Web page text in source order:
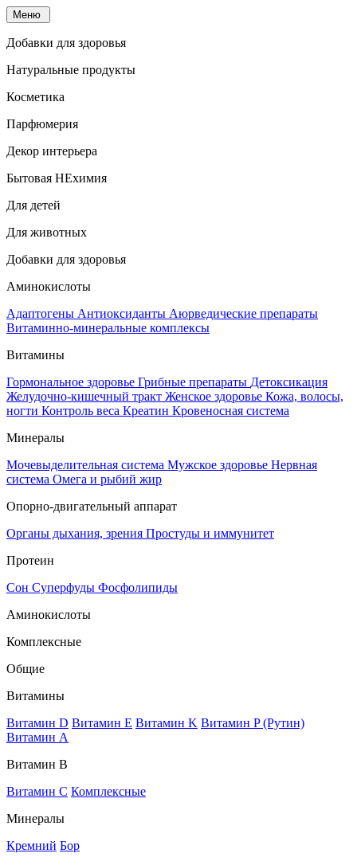
Меню
Добавки для здоровья
Натуральные продукты
Косметика
Парфюмерия
Декор интерьера
Бытовая НЕхимия
Для детей
Для животных
Добавки для здоровья
Аминокислоты
Адаптогены Антиоксиданты Аюрведические препараты
Витаминно-минеральные комплексы
Витамины
Гормональное здоровье Грибные препараты Детоксикация
Желудочно-кишечный тракт Женское здоровье Кожа, волосы,
ногти Контроль веса Креатин Кровеносная система
Минералы
Мочевыделительная система Мужское здоровье Нервная
система Омега и рыбий жир
Опорно-двигательный аппарат
Органы дыхания, зрения Простуды и иммунитет
Протеин
Сон Суперфуды Фосфолипиды
Аминокислоты
Комплексные
Общие
Витамины
Витамин D Витамин E Витамин K Витамин P (Рутин)
Витамин А
Витамин В
Витамин C Комплексные
Минералы
Кремний Бор